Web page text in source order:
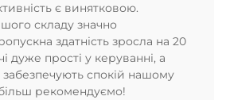
є винятковою.
складу значно
здатність зросла на 20
дуже прості у керуванні, а
забезпечують спокій нашому
рекомендуємо!